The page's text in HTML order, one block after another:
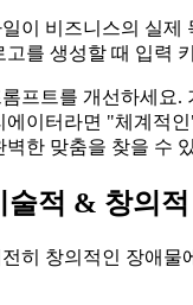
이 비즈니스의 실
를 생성할 때 입력
프트를 개선하세요
에이터라면 "체계적
한 맞춤을 찾을 수
술적 & 창의
히 창의적인 장애